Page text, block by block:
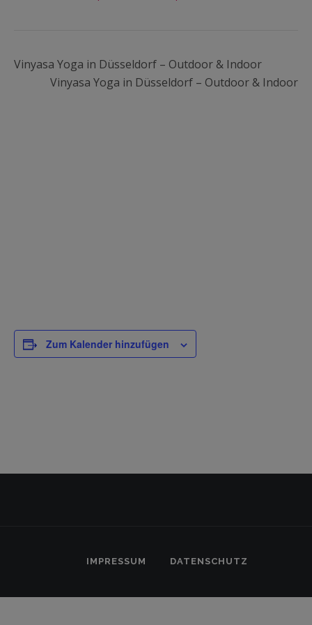
Vinyasa Yoga in Düsseldorf – Outdoor & Indoor
Vinyasa Yoga in Düsseldorf – Outdoor & Indoor
Zum Kalender hinzufügen
IMPRESSUM DATENSCHUTZ